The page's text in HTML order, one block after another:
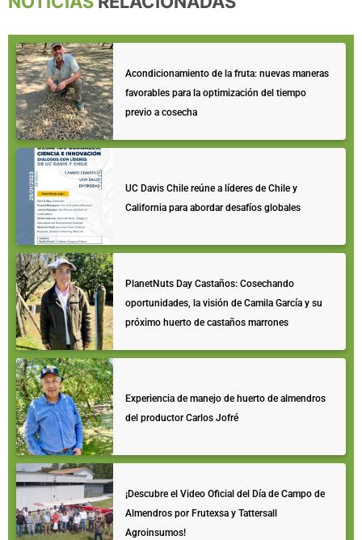
Acondicionamiento de la fruta: nuevas maneras
favorables para la optimización del tiempo
previo a cosecha
UC Davis Chile reúne a líderes de Chile y
California para abordar desafíos globales
PlanetNuts Day Castaños: Cosechando
oportunidades, la visión de Camila García y su
próximo huerto de castaños marrones
Experiencia de manejo de huerto de almendros
del productor Carlos Jofré
¡Descubre el Video Oficial del Día de Campo de
Almendros por Frutexsa y Tattersall
Agroinsumos!